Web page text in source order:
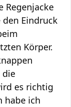
Regenjacke
Eindruck
Körper.
die
es richtig
habe ich